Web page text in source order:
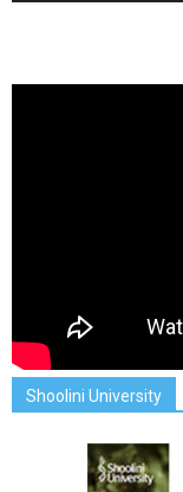
Shoolini University